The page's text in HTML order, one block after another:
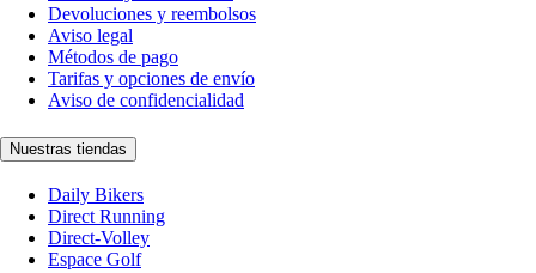
Devoluciones y reembolsos
Aviso legal
Métodos de pago
Tarifas y opciones de envío
Aviso de confidencialidad
Nuestras tiendas
Daily Bikers
Direct Running
Direct-Volley
Espace Golf